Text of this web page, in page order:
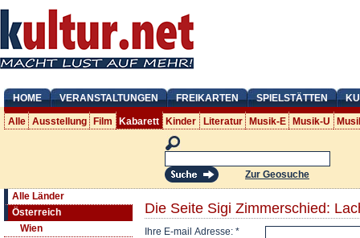
HOME VERANSTALTUNGEN FREIKARTEN SPIELSTÄTTEN
Alle Ausstellung Film Kabarett Kinder Literatur Musik-E Musik-U
Zur Geosuche
Alle Länder
Österreich
Wien
Die Seite Sigi Zimmerschied:
Ihre E-mail Adresse: *